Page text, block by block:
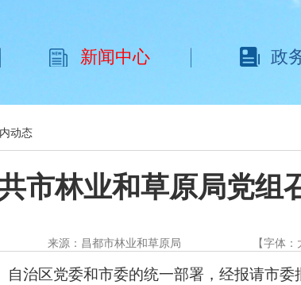
新闻中心 政
动态
市林业和草原局党组
来源：昌都市林业和草原局 【字体：
自治区党委和市委的统一部署，经报请市